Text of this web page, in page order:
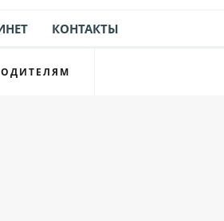
КОНТАКТЫ